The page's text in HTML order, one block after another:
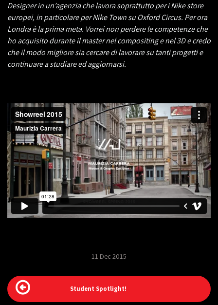
Designer in un’agenzia che lavora soprattutto per i Nike store
europei, in particolare per Nike Town su Oxford Circus. Per ora
Londra è la prima meta. Vorrei non perdere le competenze che
ho acquisito durante il master nel compositing e nel 3D e credo
che il modo migliore sia cercare di lavorare su tanti progetti e
continuare a studiare ed aggiornarsi.
11 Dec 2015
Student Spotlight!